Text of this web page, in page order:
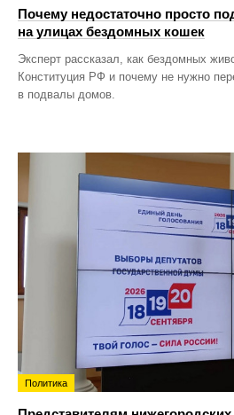
Почему недостаточно просто
на улицах бездомных кошек
Эксперт рассказал, как бездомных
Конституция РФ и почему не нужно
в подвалы домов.
Политика